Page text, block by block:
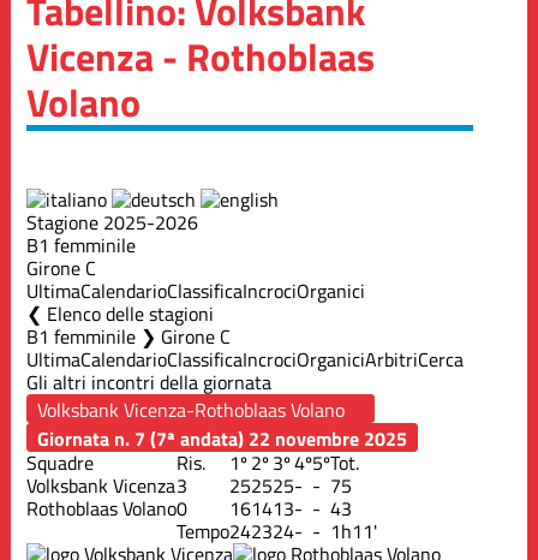
Vicenza - Rothoblaas
Volano
Stagione 2025-2026
B1 femminile
Girone C
UltimaCalendarioClassificaIncrociOrganici
Elenco delle stagioni
B1 femminile ❯ Girone C
UltimaCalendarioClassificaIncrociOrganiciArbitriCerca
Gli altri incontri della giornata
Giornata n. 7 (7ª andata) 22 novembre 2025
Squadre
Ris. 1º2º3º4º5ºTot.
Volksbank Vicenza3 252525- - 75
Rothoblaas Volano0 161413- - 43
Tempo242324- - 1h11'